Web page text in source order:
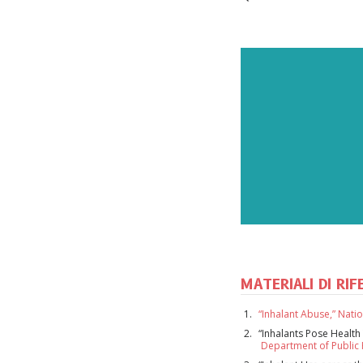
MATERIALI DI
“Inhalant Abuse,”
“Inhalants Pose
Department of Public